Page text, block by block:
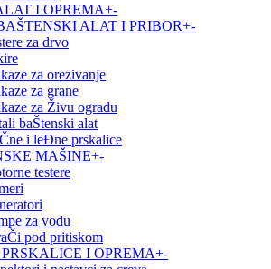
I OPREMA+-
ALAT I PRIBOR+-
za drvo
za orezivanje
za grane
za Živu ogradu
baŠtenski alat
i leĐne prskalice
MAŠINE+-
testere
za vodu
pod pritiskom
I OPREMA+-